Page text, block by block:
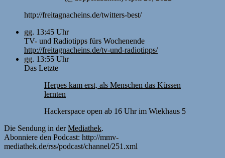
http://freitagnacheins.de/twitters-best/
gg. 13:45 Uhr
TV- und Radiotipps fürs Wochenende
http://freitagnacheins.de/tv-und-radiotipps/
gg. 13:55 Uhr
Das Letzte
Herpes kam erst, als Menschen das Küssen
lernten
Hackerspace open ab 16 Uhr im Wiekhaus 5
Die Sendung in derMediathek.
Abonniere den Podcast: http://mmv-
mediathek.de/rss/podcast/channel/251.xml